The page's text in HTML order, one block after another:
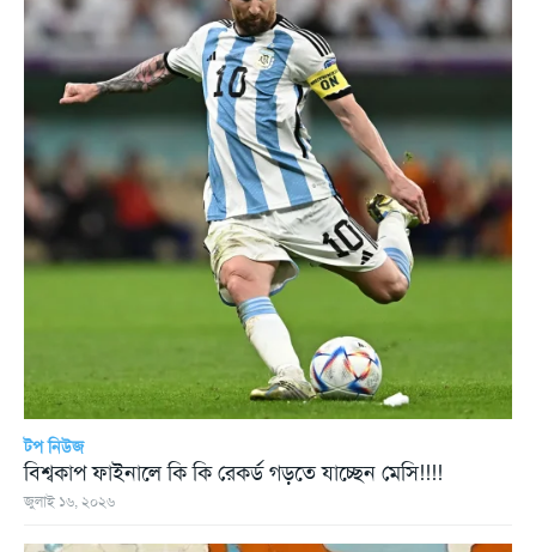
টপ নিউজ
বিশ্বকাপ ফাইনালে কি কি রেকর্ড গড়তে যাচ্ছেন মেসি!!!!
জুলাই ১৬, ২০২৬